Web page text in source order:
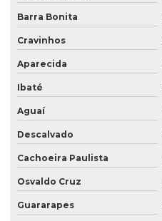
Barra Bonita
Cravinhos
Aparecida
Ibaté
Aguaí
Descalvado
Cachoeira Paulista
Osvaldo Cruz
Guararapes